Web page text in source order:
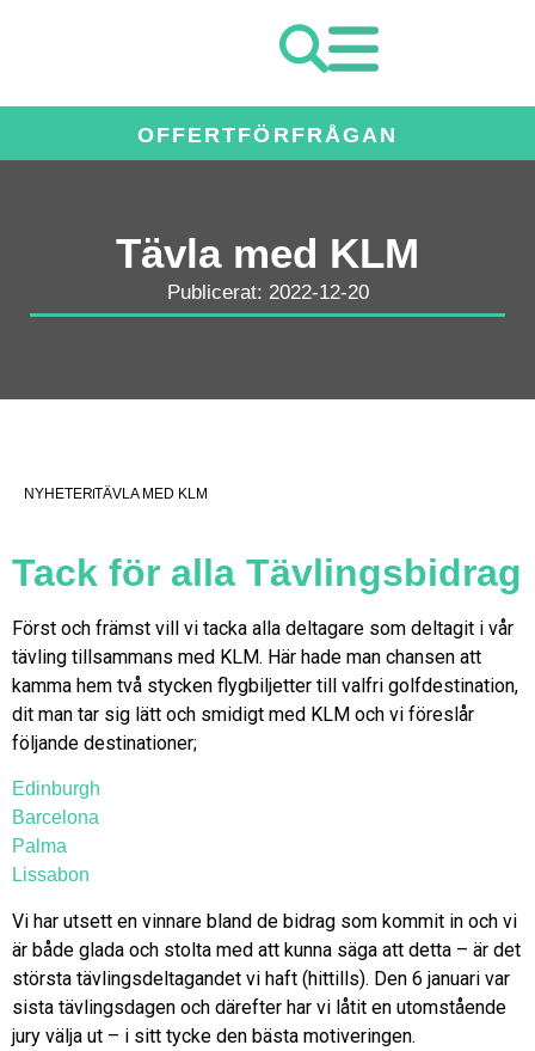
OFFERTFÖRFRÅGAN
Tävla med KLM
Publicerat: 2022-12-20
NYHETERTÄVLA MED KLM
Tack för alla Tävlingsbidrag
Först och främst vill vi tacka alla deltagare som deltagit i vår
tävling tillsammans med KLM. Här hade man chansen att
kamma hem två stycken flygbiljetter till valfri golfdestination,
dit man tar sig lätt och smidigt med KLM och vi föreslår
följande destinationer;
Edinburgh
Barcelona
Palma
Lissabon
Vi har utsett en vinnare bland de bidrag som kommit in och vi
är både glada och stolta med att kunna säga att detta – är det
största tävlingsdeltagandet vi haft (hittills). Den 6 januari var
sista tävlingsdagen och därefter har vi låtit en utomstående
jury välja ut – i sitt tycke den bästa motiveringen.